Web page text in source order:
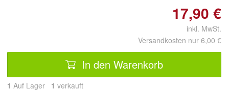
17,90 €
inkl. MwSt.
Versandkosten nur 6,00 €
In den Warenkorb
1 Auf Lager 1 verkauft